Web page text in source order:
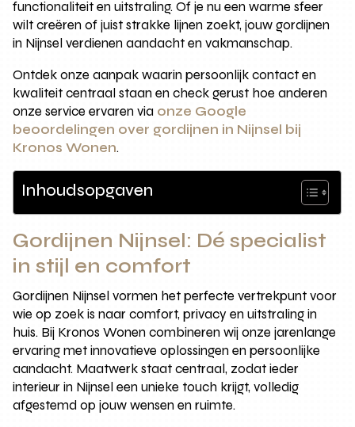
functionaliteit en uitstraling. Of je nu een warme sfeer
wilt creëren of juist strakke lijnen zoekt, jouw gordijnen
in Nijnsel verdienen aandacht en vakmanschap.
Ontdek onze aanpak waarin persoonlijk contact en
kwaliteit centraal staan en check gerust hoe anderen
onze service ervaren via onze Google
beoordelingen over gordijnen in Nijnsel bij
Kronos Wonen.
Inhoudsopgaven
Gordijnen Nijnsel: Dé specialist
in stijl en comfort
Gordijnen Nijnsel vormen het perfecte vertrekpunt voor
wie op zoek is naar comfort, privacy en uitstraling in
huis. Bij Kronos Wonen combineren wij onze jarenlange
ervaring met innovatieve oplossingen en persoonlijke
aandacht. Maatwerk staat centraal, zodat ieder
interieur in Nijnsel een unieke touch krijgt, volledig
afgestemd op jouw wensen en ruimte.